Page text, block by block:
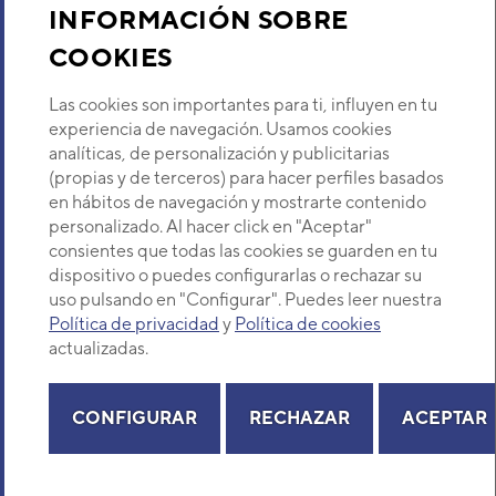
INFORMACIÓN SOBRE
COOKIES
Las cookies son importantes para ti, influyen en tu
experiencia de navegación. Usamos cookies
analíticas, de personalización y publicitarias
(propias y de terceros) para hacer perfiles basados
en hábitos de navegación y mostrarte contenido
personalizado. Al hacer click en "Aceptar"
consientes que todas las cookies se guarden en tu
dispositivo o puedes configurarlas o rechazar su
uso pulsando en "Configurar". Puedes leer nuestra
Política de privacidad y Política de cookies
actualizadas.
CONFIGURAR RECHAZAR ACEPTAR
Descubre Eurofred
Dónde Estamos
¿Buscas un servicio técnico?
Selecciona provincia